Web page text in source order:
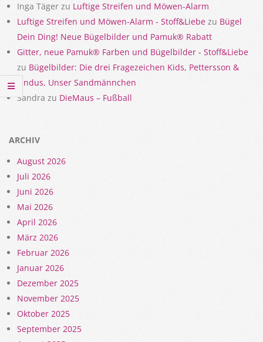
Inga Täger zu Luftige Streifen und Möwen-Alarm
Luftige Streifen und Möwen-Alarm - Stoff&Liebe zu Bügel
Dein Ding! Neue Bügelbilder und Pamuk® Rabatt
Gitter, neue Pamuk® Farben und Bügelbilder - Stoff&Liebe
zu Bügelbilder: Die drei Fragezeichen Kids, Pettersson &
Findus, Unser Sandmännchen
Sandra zu DieMaus – Fußball
ARCHIV
August 2026
Juli 2026
Juni 2026
Mai 2026
April 2026
März 2026
Februar 2026
Januar 2026
Dezember 2025
November 2025
Oktober 2025
September 2025